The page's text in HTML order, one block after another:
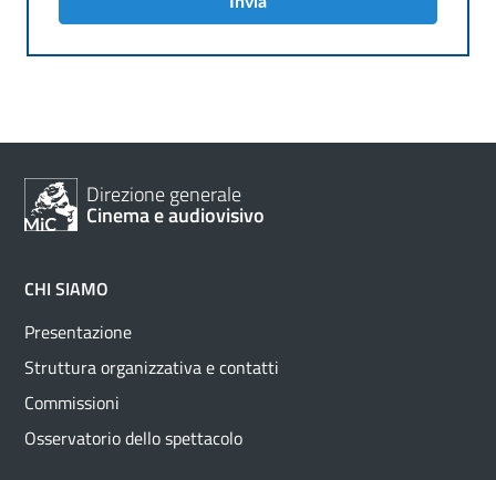
Direzione generale
Cinema e audiovisivo
CHI SIAMO
Presentazione
Struttura organizzativa e contatti
Commissioni
Osservatorio dello spettacolo